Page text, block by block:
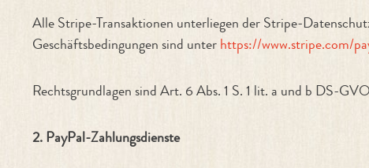
Alle Stripe-Transaktionen unterliegen der Stripe-
Geschäftsbedingungen sind unterhttps://www.stripe.com/
Rechtsgrundlagen sind Art. 6 Abs. 1 S. 1 lit. a und b DS-
2. PayPal-Zahlungsdienste